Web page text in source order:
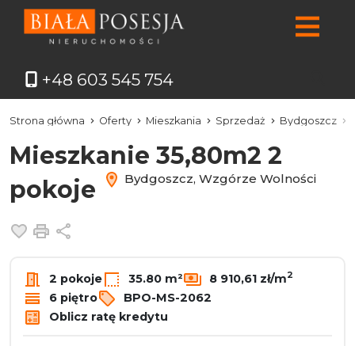
+48 603 545 754
Strona główna Oferty Mieszkania Sprzedaż Bydgoszcz
Mieszkanie 35,80m2 2
pokoje
Bydgoszcz, Wzgórze Wolności
Dodaj do ulubionych
Drukuj
2 pokoje 35.80 m² 8 910,61 zł/m2
6 piętro
BPO-MS-2062
Oblicz ratę kredytu